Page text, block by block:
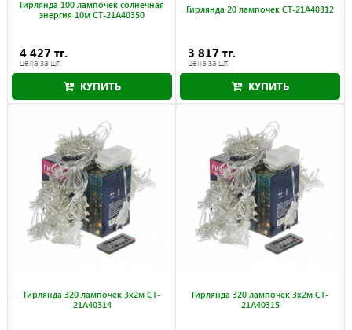
Гирлянда 100 лампочек солнечная
энергия 10м CT-21A40350
4 427 тг.
цена за шт.
КУПИТЬ
Гирлянда 20 лампочек CT-21A40312
3 817 тг.
цена за шт.
КУПИТЬ
Гирлянда 320 лампочек 3х2м CT-
21A40314
Гирлянда 320 лампочек 3х2м CT-
21A40315